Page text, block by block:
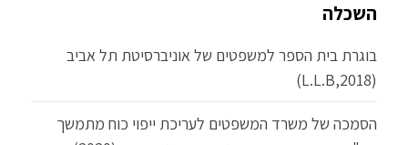
השכלה
בוגרת בית הספר למשפטים של אוניברסיטת תל אביב
(L.L.B,2018)
הסמכה של משרד המשפטים לעריכת ייפוי כוח מתמשך